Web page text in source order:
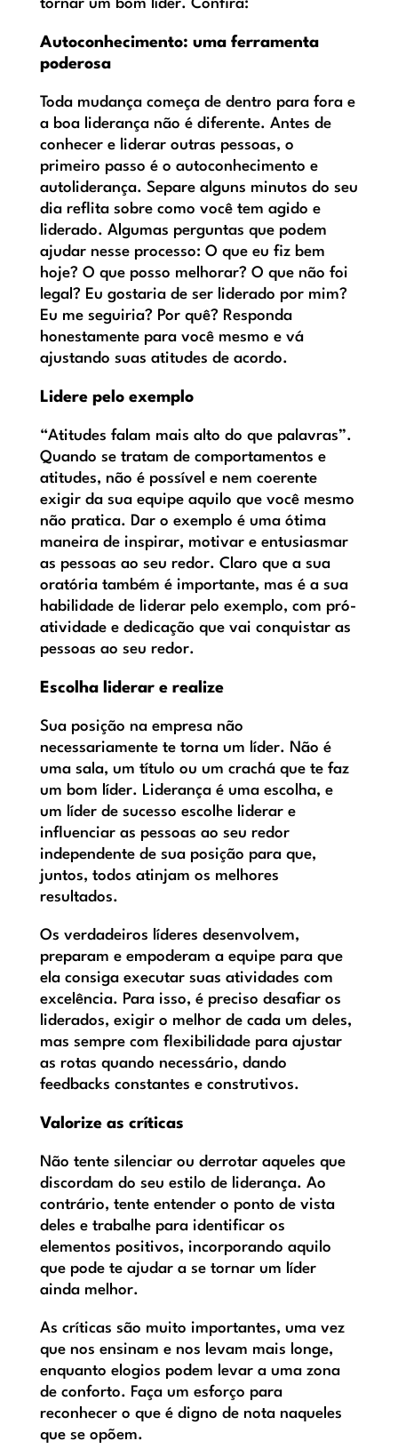
tornar um bom líder. Confira:
Autoconhecimento: uma ferramenta
poderosa
Toda mudança começa de dentro para fora e
a boa liderança não é diferente. Antes de
conhecer e liderar outras pessoas, o
primeiro passo é o autoconhecimento e
autoliderança. Separe alguns minutos do seu
dia reflita sobre como você tem agido e
liderado. Algumas perguntas que podem
ajudar nesse processo: O que eu fiz bem
hoje? O que posso melhorar? O que não foi
legal? Eu gostaria de ser liderado por mim?
Eu me seguiria? Por quê? Responda
honestamente para você mesmo e vá
ajustando suas atitudes de acordo.
Lidere pelo exemplo
“Atitudes falam mais alto do que palavras”.
Quando se tratam de comportamentos e
atitudes, não é possível e nem coerente
exigir da sua equipe aquilo que você mesmo
não pratica. Dar o exemplo é uma ótima
maneira de inspirar, motivar e entusiasmar
as pessoas ao seu redor. Claro que a sua
oratória também é importante, mas é a sua
habilidade de liderar pelo exemplo, com pró-
atividade e dedicação que vai conquistar as
pessoas ao seu redor.
Escolha liderar e realize
Sua posição na empresa não
necessariamente te torna um líder. Não é
uma sala, um título ou um crachá que te faz
um bom líder. Liderança é uma escolha, e
um líder de sucesso escolhe liderar e
influenciar as pessoas ao seu redor
independente de sua posição para que,
juntos, todos atinjam os melhores
resultados.
Os verdadeiros líderes desenvolvem,
preparam e empoderam a equipe para que
ela consiga executar suas atividades com
excelência. Para isso, é preciso desafiar os
liderados, exigir o melhor de cada um deles,
mas sempre com flexibilidade para ajustar
as rotas quando necessário, dando
feedbacks constantes e construtivos.
Valorize as críticas
Não tente silenciar ou derrotar aqueles que
discordam do seu estilo de liderança. Ao
contrário, tente entender o ponto de vista
deles e trabalhe para identificar os
elementos positivos, incorporando aquilo
que pode te ajudar a se tornar um líder
ainda melhor.
As críticas são muito importantes, uma vez
que nos ensinam e nos levam mais longe,
enquanto elogios podem levar a uma zona
de conforto. Faça um esforço para
reconhecer o que é digno de nota naqueles
que se opõem.